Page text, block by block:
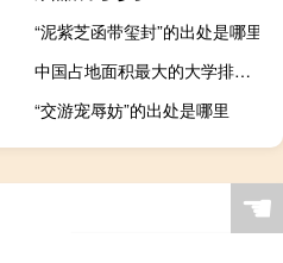
“泥紫芝函带玺封”的出处是哪里
中国占地面积最大的大学排行榜
“交游宠辱妨”的出处是哪里
☚